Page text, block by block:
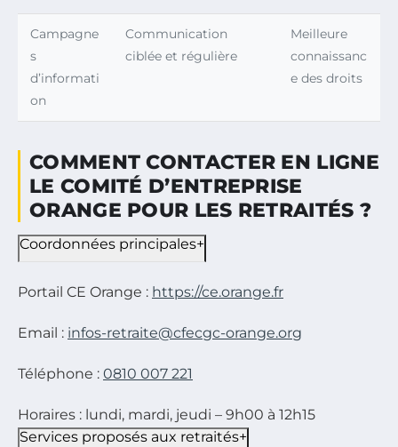
Campagne
s
d’informati
on
Communication
ciblée et régulière
Meilleure
connaissanc
e des droits
COMMENT CONTACTER EN LIGNE
LE COMITÉ D’ENTREPRISE
ORANGE POUR LES RETRAITÉS ?
Coordonnées principales+
Portail CE Orange : https://ce.orange.fr
Email : infos-retraite@cfecgc-orange.org
Téléphone : 0810 007 221
Horaires : lundi, mardi, jeudi – 9h00 à 12h15
Services proposés aux retraités+